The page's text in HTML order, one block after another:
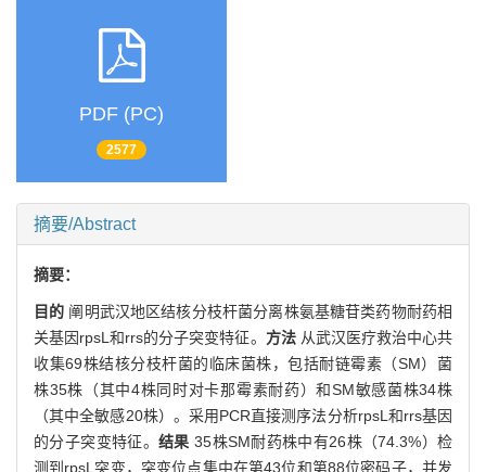
PDF (PC)
2577
摘要/Abstract
摘要：
目的 阐明武汉地区结核分枝杆菌分离株氨基糖苷类药物耐药相
关基因rpsL和rrs的分子突变特征。 方法 从武汉医疗救治中心共
收集69株结核分枝杆菌的临床菌株，包括耐链霉素（SM）菌
株35株（其中4株同时对卡那霉素耐药）和SM敏感菌株34株
（其中全敏感20株）。采用PCR直接测序法分析rpsL和rrs基因
的分子突变特征。 结果35株SM耐药株中有26株（74.3%）检
测到rpsL突变，突变位点集中在第43位和第88位密码子，并发